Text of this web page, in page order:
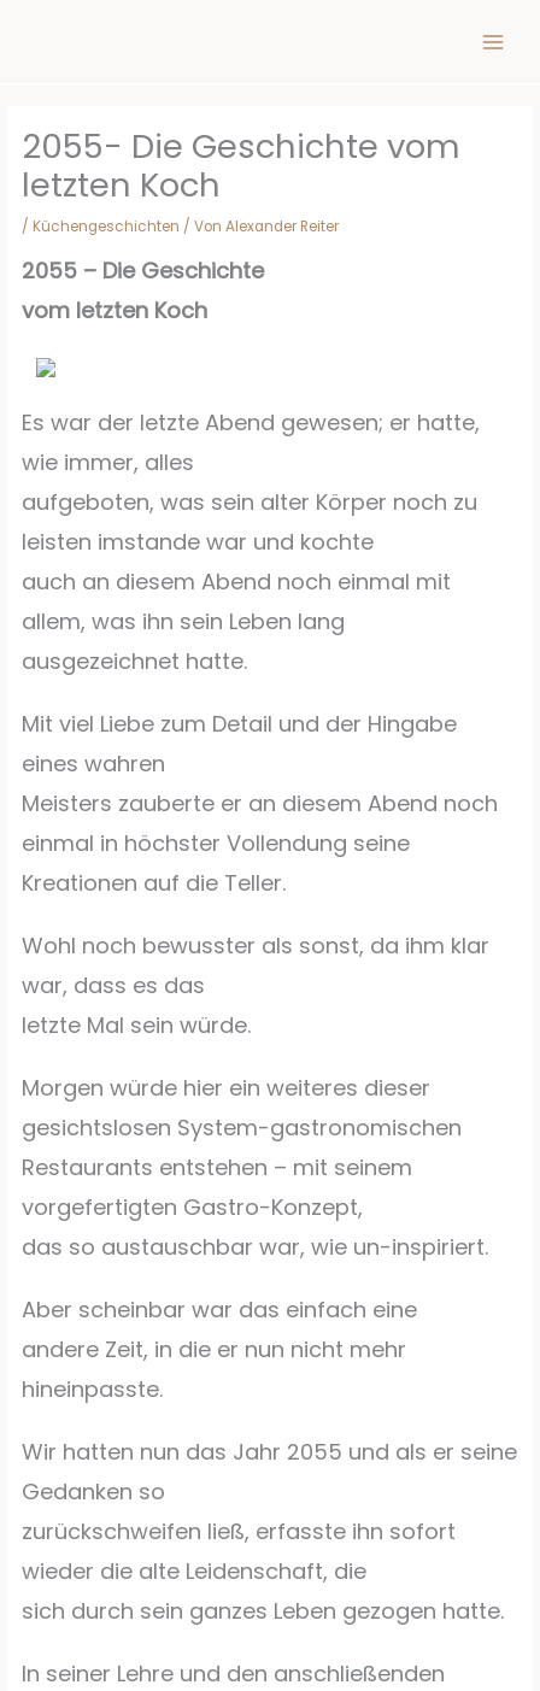
2055- Die Geschichte vom
letzten Koch
/ Küchengeschichten / VonAlexander Reiter
2055 – Die Geschichte
vom letzten Koch
Es war der letzte Abend gewesen; er hatte,
wie immer, alles
aufgeboten, was sein alter Körper noch zu
leisten imstande war und kochte
auch an diesem Abend noch einmal mit
allem, was ihn sein Leben lang
ausgezeichnet hatte.
Mit viel Liebe zum Detail und der Hingabe
eines wahren
Meisters zauberte er an diesem Abend noch
einmal in höchster Vollendung seine
Kreationen auf die Teller.
Wohl noch bewusster als sonst, da ihm klar
war, dass es das
letzte Mal sein würde.
Morgen würde hier ein weiteres dieser
gesichtslosen System-gastronomischen
Restaurants entstehen – mit seinem
vorgefertigten Gastro-Konzept,
das so austauschbar war, wie un-inspiriert.
Aber scheinbar war das einfach eine
andere Zeit, in die er nun nicht mehr
hineinpasste.
Wir hatten nun das Jahr 2055 und als er seine
Gedanken so
zurückschweifen ließ, erfasste ihn sofort
wieder die alte Leidenschaft, die
sich durch sein ganzes Leben gezogen hatte.
In seiner Lehre und den anschließenden